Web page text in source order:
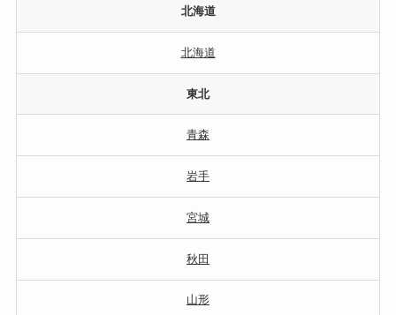
北海道
北海道
東北
青森
岩手
宮城
秋田
山形